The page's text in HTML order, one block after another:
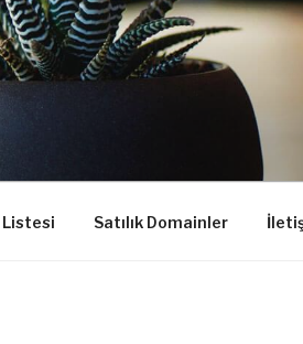
Listesi Satılık Domainler